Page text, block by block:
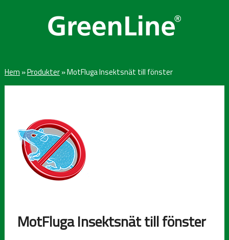
Hem »Produkter»MotFluga Insektsnät till fönster
MotFluga Insektsnät till fönster